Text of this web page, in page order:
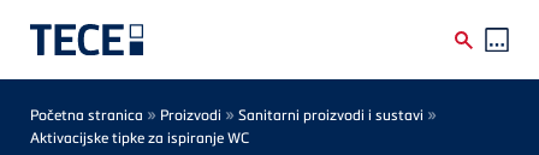
Breadcrumb
Početna stranica » Proizvodi » Sanitarni proizvodi i sustavi »
Aktivacijske tipke za ispiranje WC